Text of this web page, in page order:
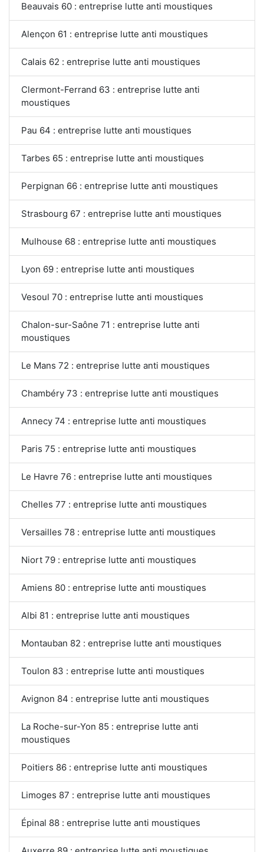
Beauvais 60 : entreprise lutte anti moustiques
Alençon 61 : entreprise lutte anti moustiques
Calais 62 : entreprise lutte anti moustiques
Clermont-Ferrand 63 : entreprise lutte anti
moustiques
Pau 64 : entreprise lutte anti moustiques
Tarbes 65 : entreprise lutte anti moustiques
Perpignan 66 : entreprise lutte anti moustiques
Strasbourg 67 : entreprise lutte anti moustiques
Mulhouse 68 : entreprise lutte anti moustiques
Lyon 69 : entreprise lutte anti moustiques
Vesoul 70 : entreprise lutte anti moustiques
Chalon-sur-Saône 71 : entreprise lutte anti
moustiques
Le Mans 72 : entreprise lutte anti moustiques
Chambéry 73 : entreprise lutte anti moustiques
Annecy 74 : entreprise lutte anti moustiques
Paris 75 : entreprise lutte anti moustiques
Le Havre 76 : entreprise lutte anti moustiques
Chelles 77 : entreprise lutte anti moustiques
Versailles 78 : entreprise lutte anti moustiques
Niort 79 : entreprise lutte anti moustiques
Amiens 80 : entreprise lutte anti moustiques
Albi 81 : entreprise lutte anti moustiques
Montauban 82 : entreprise lutte anti moustiques
Toulon 83 : entreprise lutte anti moustiques
Avignon 84 : entreprise lutte anti moustiques
La Roche-sur-Yon 85 : entreprise lutte anti
moustiques
Poitiers 86 : entreprise lutte anti moustiques
Limoges 87 : entreprise lutte anti moustiques
Épinal 88 : entreprise lutte anti moustiques